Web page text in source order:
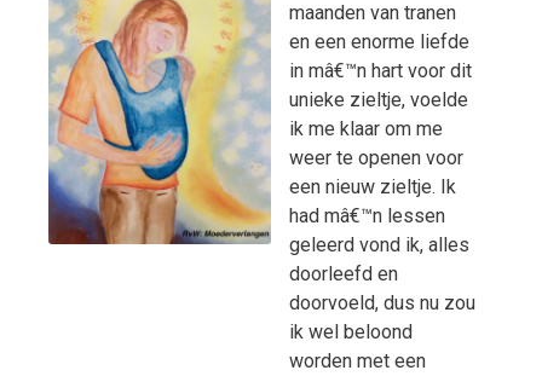
maanden van tranen
en een enorme liefde
in mâ€™n hart voor dit
unieke zieltje, voelde
ik me klaar om me
weer te openen voor
een nieuw zieltje. Ik
had mâ€™n lessen
geleerd vond ik, alles
doorleefd en
doorvoeld, dus nu zou
ik wel beloond
worden met een